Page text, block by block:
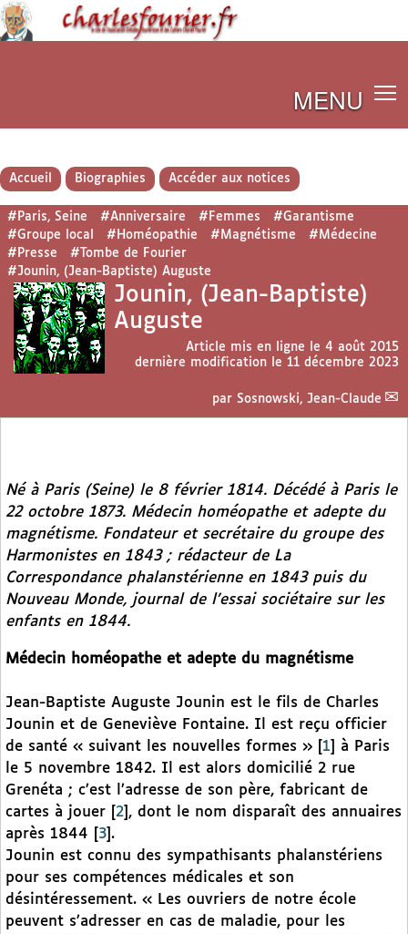
MENU
Accueil Biographies Accéder aux notices
#Paris, Seine #Anniversaire #Femmes
#Garantisme
#Groupe local
#Homéopathie #Magnétisme
#Médecine
#Presse
#Tombe de Fourier
#Jounin, (Jean-Baptiste) Auguste
Jounin, (Jean-Baptiste)
Auguste
Article mis en ligne le 4 août 2015
dernière modification le 11 décembre 2023
par Sosnowski, Jean-Claude
Né à Paris (Seine) le 8 février 1814. Décédé à Paris le
22 octobre 1873. Médecin homéopathe et adepte du
magnétisme. Fondateur et secrétaire du groupe des
Harmonistes en 1843 ; rédacteur de La
Correspondance phalanstérienneen 1843 puis du
Nouveau Monde, journal de l’essai sociétaire sur les
enfantsen 1844.
Médecin homéopathe et adepte du magnétisme
Jean-Baptiste Auguste Jounin est le fils de Charles
Jounin et de Geneviève Fontaine. Il est reçu officier
de santé « suivant les nouvelles formes »
1
à Paris
le 5 novembre 1842. Il est alors domicilié 2 rue
Grenéta ; c’est l’adresse de son père, fabricant de
cartes à jouer
2 , dont le nom disparaît des annuaires
après 1844
3 .
Jounin est connu des sympathisants phalanstériens
pour ses compétences médicales et son
désintéressement. « Les ouvriers de notre école
peuvent s’adresser en cas de maladie, pour les